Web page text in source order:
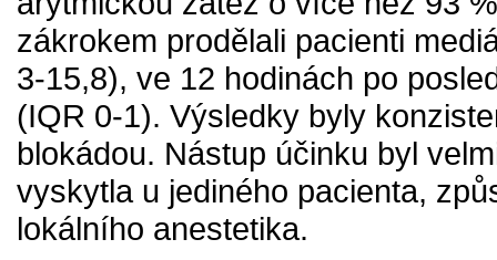
zákrokem prodělali pacienti
3-15,8), ve 12 hodinách po
(IQR 0-1). Výsledky byly
blokádou. Nástup účinku byl
vyskytla u jediného pacienta,
lokálního anestetika.